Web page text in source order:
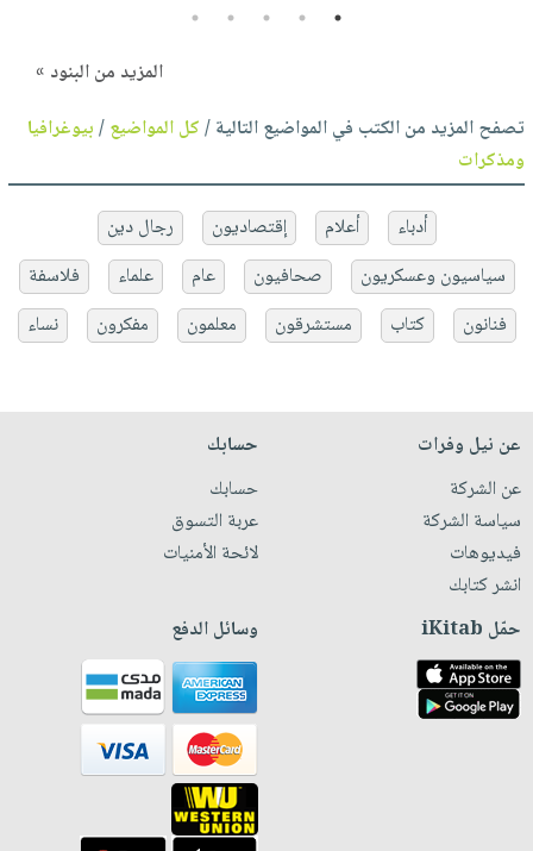
1
2
3
4
5
المزيد من البنود »
تصفح المزيد من الكتب في المواضيع التالية /كل المواضيع/بيوغرافيا
ومذكرات
أدباء أعلام إقتصاديون
رجال دين
سياسيون وعسكريون
صحافيون عام علماء
فلاسفة
فنانون
كتاب مستشرقون معلمون مفكرون نساء
عن نيل وفرات
عن الشركة
سياسة الشركة
فيديوهات
انشر كتابك
حسابك
حسابك
عربة التسوق
لائحة الأمنيات
حمّل iKitab وسائل الدفع